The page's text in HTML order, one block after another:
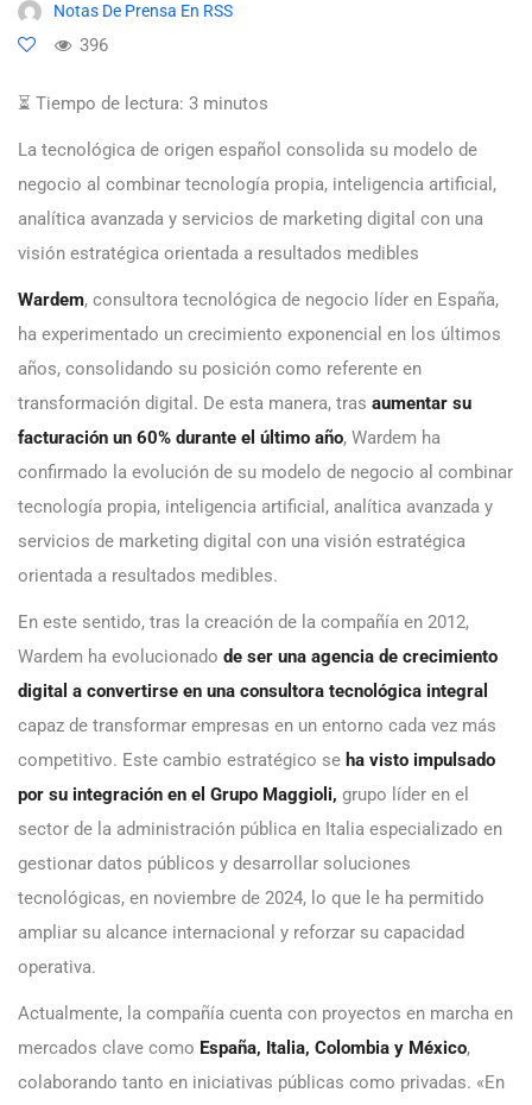
Notas De Prensa En RSS
396
⏳ Tiempo de lectura: 3 minutos
La tecnológica de origen español consolida su modelo de
negocio al combinar tecnología propia, inteligencia artificial,
analítica avanzada y servicios de marketing digital con una
visión estratégica orientada a resultados medibles
Wardem, consultora tecnológica de negocio líder en España,
ha experimentado un crecimiento exponencial en los últimos
años, consolidando su posición como referente en
transformación digital. De esta manera, tras aumentar su
facturación un 60% durante el último año, Wardem ha
confirmado la evolución de su modelo de negocio al combinar
tecnología propia, inteligencia artificial, analítica avanzada y
servicios de marketing digital con una visión estratégica
orientada a resultados medibles.
En este sentido, tras la creación de la compañía en 2012,
Wardem ha evolucionado de ser una agencia de crecimiento
digital a convertirse en una consultora tecnológica integral
capaz de transformar empresas en un entorno cada vez más
competitivo. Este cambio estratégico se ha visto impulsado
por su integración en el Grupo Maggioli, grupo líder en el
sector de la administración pública en Italia especializado en
gestionar datos públicos y desarrollar soluciones
tecnológicas, en noviembre de 2024, lo que le ha permitido
ampliar su alcance internacional y reforzar su capacidad
operativa.
Actualmente, la compañía cuenta con proyectos en marcha en
mercados clave como España, Italia, Colombia y México,
colaborando tanto en iniciativas públicas como privadas. «En